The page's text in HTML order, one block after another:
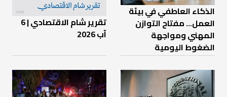
الذكاء العاطفي في بيئة
العمل… مفتاح التوازن
المهني ومواجهة
الضغوط اليومية
تقرير شام الاقتصادي | 6
آب 2026